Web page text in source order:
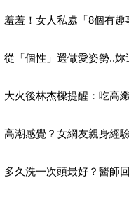
羞羞！女人私處「8個有趣
從「個性」選做愛姿勢..妳
大火後林杰樑提醒：吃高
高潮感覺？女網友親身經
多久洗一次頭最好？醫師